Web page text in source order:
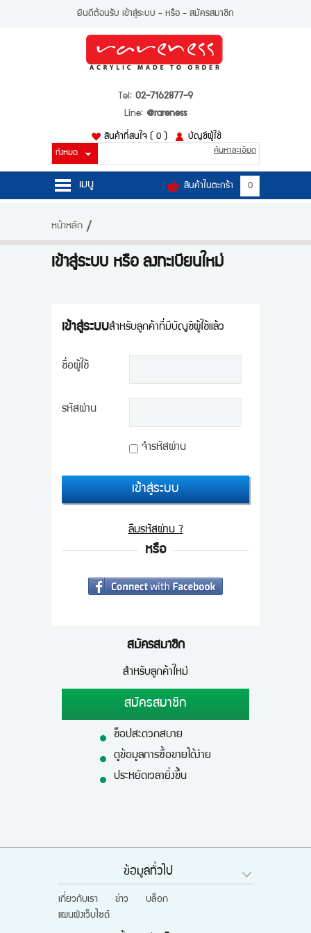
ยินดีต้อนรับ เข้าสู่ระบบ - หรือ - สมัครสมาชิก
Tel: 02-7162877-9
Line: @rareness
สินค้าที่สนใจ ( 0 ) บัญชีผู้ใช้
สินค้าในตะกร้า 0
ค้นหาละเอียด
เมนู
สินค้า
บัญชีผู้ใช้
ขั้นตอนการสั่งซื้อ
ข่าวสาร
หน้าหลัก
เข้าสู่ระบบ หรือ ลงทะเบียนใหม่
เข้าสู่ระบบสำหรับลูกค้าที่มีบัญชีผู้ใช้แล้ว
ชื่อผู้ใช้
รหัสผ่าน
จำรหัสผ่าน
เข้าสู่ระบบ
ลืมรหัสผ่าน ?
หรือ
สมัครสมาชิก
สำหรับลูกค้าใหม่
ช็อปสะดวกสบาย
ดูข้อมูลการซื้อขายได้ง่าย
ประหยัดเวลายิ่งขึ้น
สมัครสมาชิก
ข้อมูลทั่วไป
เกี่ยวกับเรา ข่าว
บล็อก
แผนผังเว็บไซต์